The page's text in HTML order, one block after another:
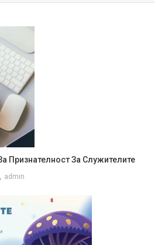
Признателност За Служителите
admin